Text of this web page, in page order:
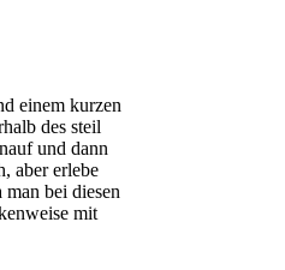
einem kurzen
des steil
und dann
aber erlebe
bei diesen
mit